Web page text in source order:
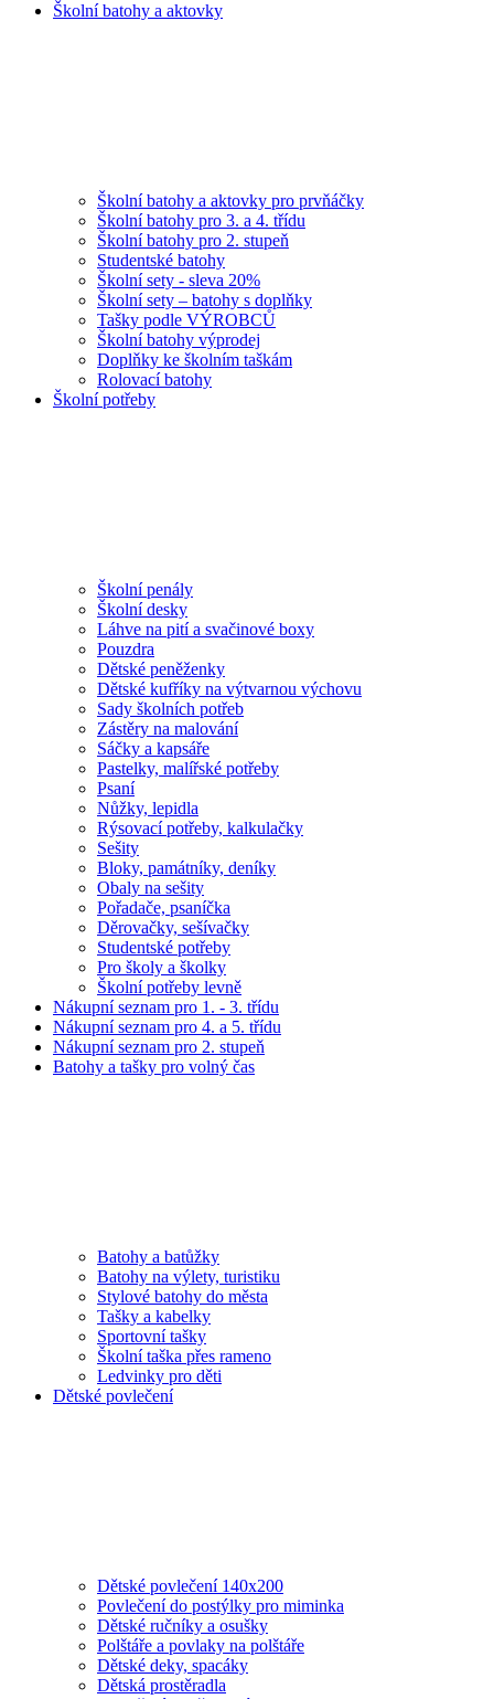
Školní batohy a aktovky
Školní batohy a aktovky pro prvňáčky
Školní batohy pro 3. a 4. třídu
Školní batohy pro 2. stupeň
Studentské batohy
Školní sety - sleva 20%
Školní sety – batohy s doplňky
Tašky podle VÝROBCŮ
Školní batohy výprodej
Doplňky ke školním taškám
Rolovací batohy
Školní potřeby
Školní penály
Školní desky
Láhve na pití a svačinové boxy
Pouzdra
Dětské peněženky
Dětské kufříky na výtvarnou výchovu
Sady školních potřeb
Zástěry na malování
Sáčky a kapsáře
Pastelky, malířské potřeby
Psaní
Nůžky, lepidla
Rýsovací potřeby, kalkulačky
Sešity
Bloky, památníky, deníky
Obaly na sešity
Pořadače, psaníčka
Děrovačky, sešívačky
Studentské potřeby
Pro školy a školky
Školní potřeby levně
Nákupní seznam pro 1. - 3. třídu
Nákupní seznam pro 4. a 5. třídu
Nákupní seznam pro 2. stupeň
Batohy a tašky pro volný čas
Batohy a batůžky
Batohy na výlety, turistiku
Stylové batohy do města
Tašky a kabelky
Sportovní tašky
Školní taška přes rameno
Ledvinky pro děti
Dětské povlečení
Dětské povlečení 140x200
Povlečení do postýlky pro miminka
Dětské ručníky a osušky
Polštáře a povlaky na polštáře
Dětské deky, spacáky
Dětská prostěradla